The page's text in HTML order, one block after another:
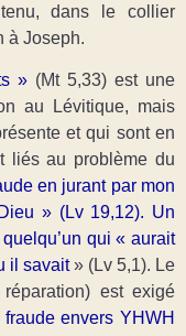
dans le collier
à Joseph.
»(Mt 5,33) est une
au Lévitique, mais
et qui sont en
liés au problème du
en jurant par mon
» (Lv 19,12). Un
qui « aurait
il savait» (Lv 5,1). Le
est exigé
envers YHWH